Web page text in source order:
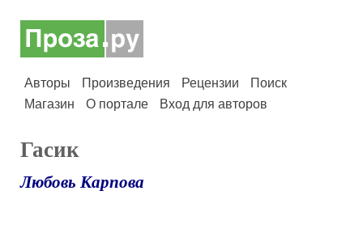
Авторы Произведения Рецензии
Поиск
Магазин
О портале Вход для авторов
Гасик
Любовь Карпова